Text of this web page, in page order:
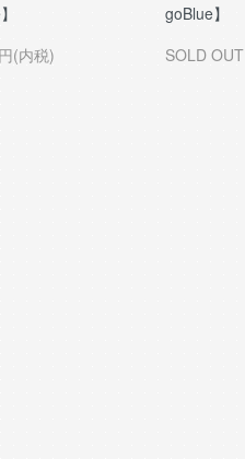
(内税)
goBlue】
SOLD OUT